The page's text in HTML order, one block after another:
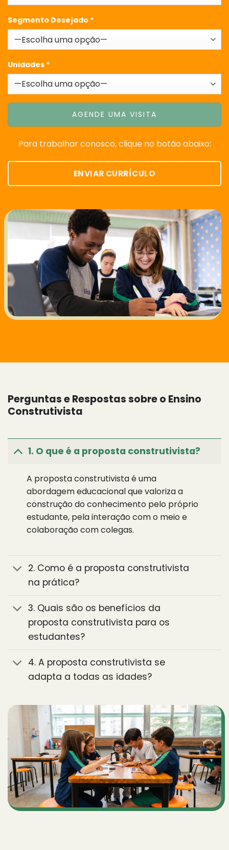
Segmento Desejado *
Unidades *
Para trabalhar conosco, clique no botão abaixo:
ENVIAR CURRÍCULO
Perguntas e Respostas sobre o Ensino
Construtivista
1. O que é a proposta construtivista?
A proposta construtivista é uma
abordagem educacional que valoriza a
construção do conhecimento pelo próprio
estudante, pela interação com o meio e
colaboração com colegas.
2. Como é a proposta construtivista
na prática?
3. Quais são os benefícios da
proposta construtivista para os
estudantes?
4. A proposta construtivista se
adapta a todas as idades?